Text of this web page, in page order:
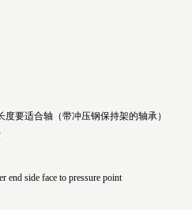
要适合轴（带冲压钢保持架的轴承）
side face to pressure point